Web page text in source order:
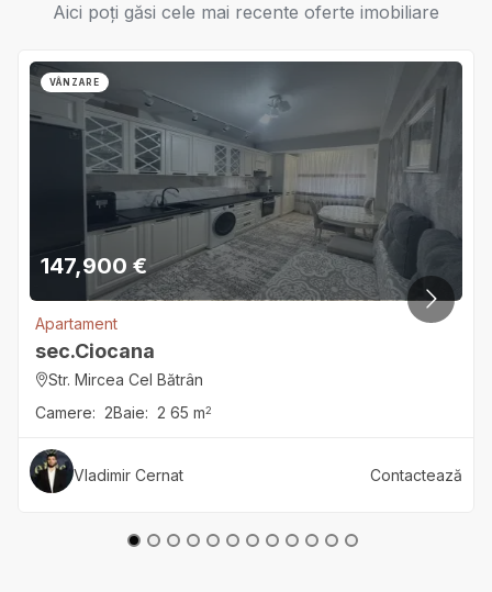
Aici poți găsi cele mai recente oferte imobiliare
VÂNZARE
147,900 €
Apartament
sec.Ciocana
Str. Mircea Cel Bătrân
Camere: 2Baie: 2 65 m2
Vladimir Cernat Contactează